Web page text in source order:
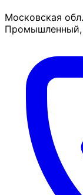
Московская
Промышленный,